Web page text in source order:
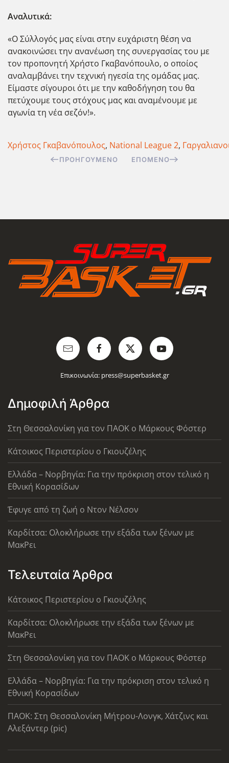
Αναλυτικά:
«Ο Σύλλογός μας είναι στην ευχάριστη θέση να
ανακοινώσει την ανανέωση της συνεργασίας του με
τον προπονητή Χρήστο Γκαβανόπουλο, ο οποίος
αναλαμβάνει την τεχνική ηγεσία της ομάδας μας.
Είμαστε σίγουροι ότι με την καθοδήγηση του θα
πετύχουμε τους στόχους μας και αναμένουμε με
αγωνία τη νέα σεζόν!».
Χρήστος Γκαβανόπουλος, National League 2,
ΠΡΟΗΓΟΎΜΕΝΟ ΕΠΌΜΕΝΟ
Επικοινωνία: press@superbasket.gr
Δημοφιλή Άρθρα
Στη Θεσσαλονίκη για τον ΠΑΟΚ ο Μάρκους Φόστερ
Κάτοικος Περιστερίου ο Γκιουζέλης
Ελλάδα – Νορβηγία: Για την πρόκριση στον τελικό η
Εθνική Κορασίδων
Έφυγε από τη ζωή ο Ντον Νέλσον
Καρδίτσα: Ολοκλήρωσε την εξάδα των ξένων με
ΜακΡει
Τελευταία Άρθρα
Κάτοικος Περιστερίου ο Γκιουζέλης
Καρδίτσα: Ολοκλήρωσε την εξάδα των ξένων με
ΜακΡει
Στη Θεσσαλονίκη για τον ΠΑΟΚ ο Μάρκους Φόστερ
Ελλάδα – Νορβηγία: Για την πρόκριση στον τελικό η
Εθνική Κορασίδων
ΠΑΟΚ: Στη Θεσσαλονίκη Μήτρου-Λονγκ, Χάτζινς και
Αλεξάντερ (pic)